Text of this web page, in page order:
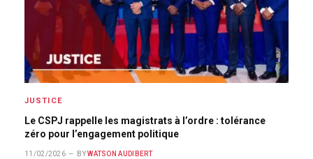
JUSTICE
Le CSPJ rappelle les magistrats à l’ordre : tolérance
zéro pour l’engagement politique
11/02/2026 BY WATSON AUDIBERT